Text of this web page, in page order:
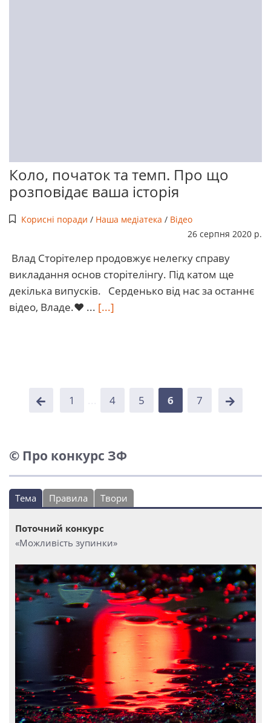
Коло, початок та темп. Про що
розповідає ваша історія
Корисні поради / Наша медіатека / Відео
26 серпня 2020 р.
Влад Сторітелер продовжує нелегку справу
викладання основ сторітелінгу. Під катом ще
декілька випусків. Серденько від нас за останнє
відео, Владе.♥ ... [...]
1 4 5 6 7
© Про конкурс ЗФ
Тема Правила Твори
Поточний конкурс
«Можливість зупинки»